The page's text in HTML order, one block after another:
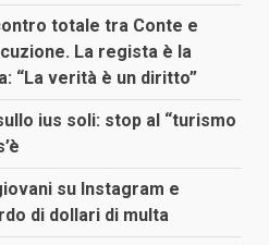
totale tra Conte e
La regista è la
“La verità è un diritto”
ius soli: stop al “turismo
su Instagram e
di dollari di multa